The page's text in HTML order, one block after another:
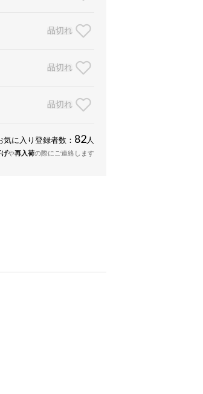
品切れ
品切れ
品切れ
気に入り登録者数： 82 人
や再入荷の際にご連絡します